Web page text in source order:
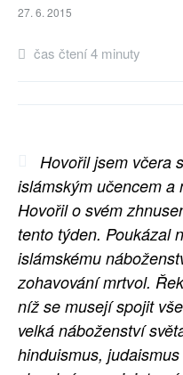
NEJČTENĚJŠÍ ZA 7 DNÍ
AUTOŘI
RUBRIKY
PLNÁ VERZE STRÁNEK
27. 6. 2015
čas čtení 4 minuty
Hovořil jsem včera
islámským učencem a
Hovořil o svém
tento týden. Poukázal
islámskému
zohavování mrtvol.
níž se musejí spojit
velká náboženství
hinduismus,